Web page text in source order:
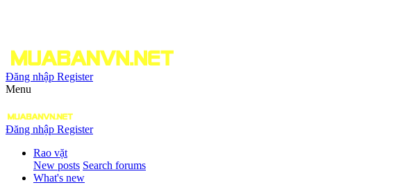
Đăng nhập Register
Menu
Đăng nhập Register
Rao vặt
New posts Search forums
What's new